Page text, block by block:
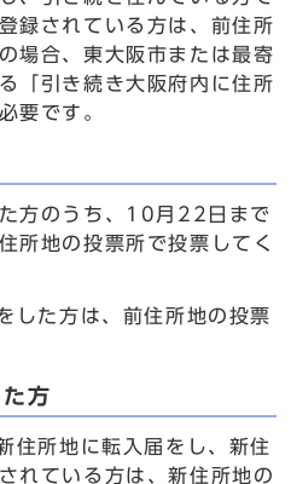
録されている方は、前住所
場合、東大阪市または最寄
「引き続き大阪府内に住所
要です。
方のうち、10月22日まで
所地の投票所で投票してく
した方は、前住所地の投票
方
所地に転入届をし、新住
れている方は、新住所地の